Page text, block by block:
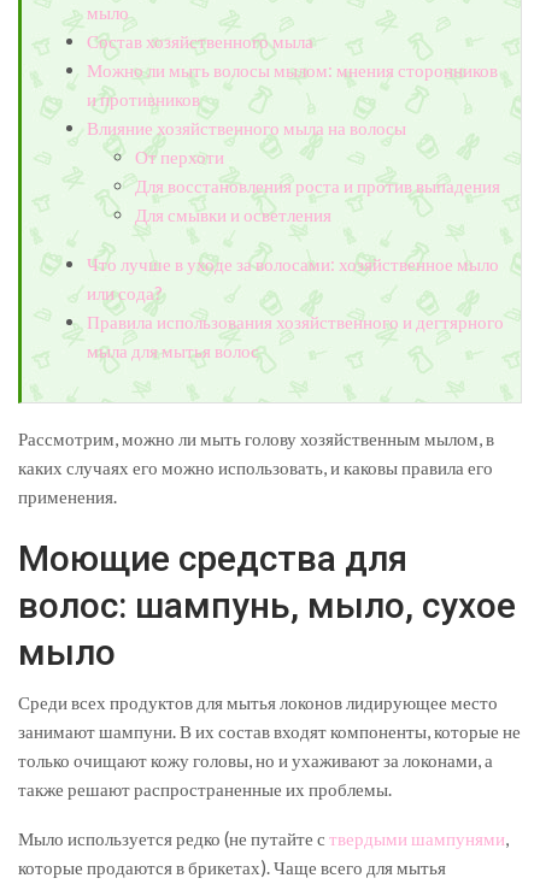
мыло
Состав хозяйственного мыла
Можно ли мыть волосы мылом: мнения сторонников
и противников
Влияние хозяйственного мыла на волосы
От перхоти
Для восстановления роста и против выпадения
Для смывки и осветления
Что лучше в уходе за волосами: хозяйственное мыло
или сода?
Правила использования хозяйственного и дегтярного
мыла для мытья волос
Рассмотрим, можно ли мыть голову хозяйственным мылом, в
каких случаях его можно использовать, и каковы правила его
применения.
Моющие средства для
волос: шампунь, мыло, сухое
мыло
Среди всех продуктов для мытья локонов лидирующее место
занимают шампуни. В их состав входят компоненты, которые не
только очищают кожу головы, но и ухаживают за локонами, а
также решают распространенные их проблемы.
Мыло используется редко (не путайте с твердыми шампунями,
которые продаются в брикетах). Чаще всего для мытья